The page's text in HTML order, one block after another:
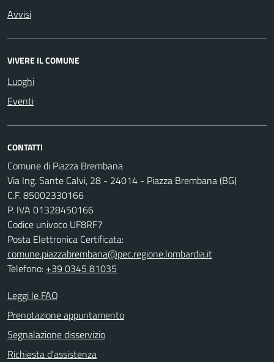
Avvisi
VIVERE IL COMUNE
Luoghi
Eventi
CONTATTI
Comune di Piazza Brembana
Via Ing. Sante Calvi, 28 - 24014 - Piazza Brembana (BG)
C.F. 85002330166
P. IVA 01328450166
Codice univoco UF8RF7
Posta Elettronica Certificata:
comune.piazzabrembana@pec.regione.lombardia.it
Telefono: +39 0345 81035
Leggi le FAQ
Prenotazione appuntamento
Segnalazione disservizio
Richiesta d'assistenza